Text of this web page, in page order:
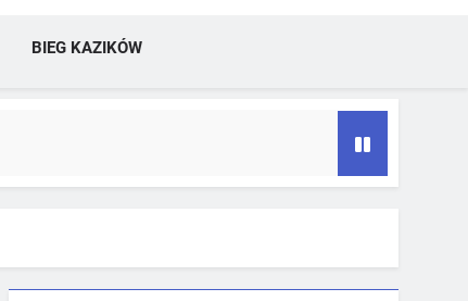
BIEG KAZIKÓW